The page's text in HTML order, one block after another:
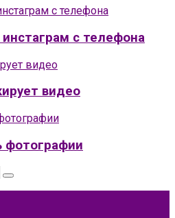
с телефона
видео
фотографии